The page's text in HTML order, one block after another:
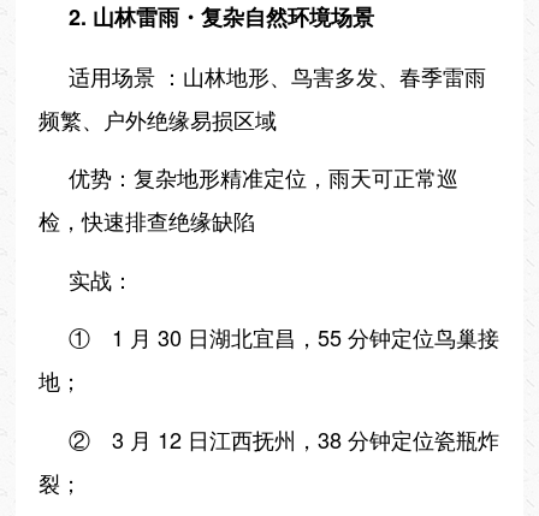
2. 山林雷雨・复杂自然环境场景
适用场景 ：山林地形、鸟害多发、春季雷雨
频繁、户外绝缘易损区域
优势：复杂地形精准定位，雨天可正常巡
检，快速排查绝缘缺陷
实战：
① 1 月 30 日湖北宜昌，55 分钟定位鸟巢接
地；
② 3 月 12 日江西抚州，38 分钟定位瓷瓶炸
裂；